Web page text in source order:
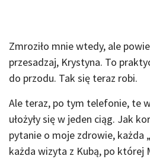
Zmroziło mnie wtedy, ale
przesadzaj, Krystyna. To
do przodu. Tak się teraz robi.
Ale teraz, po tym telefonie, te
ułożyły się w jeden ciąg. Jak
pytanie o moje zdrowie, każda
każda wizyta z Kubą, po której